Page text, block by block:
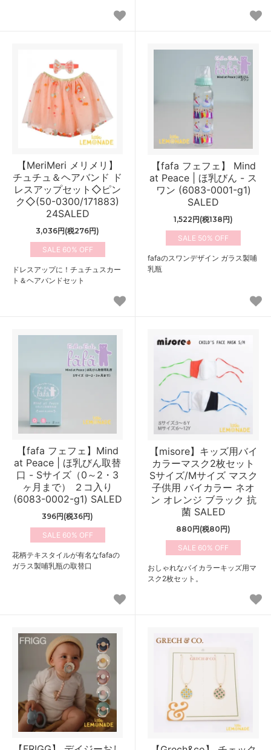
【MeriMeri メリメリ】
チュチュ＆ヘアバンド ド
レスアップセット◇ピン
ク◇(50-0300/171883)
24SALED
3,036円(税276円)
60%
ドレスアップに！チュチュスカー
ト＆ヘアバンドセット
【fafa フェフェ】 Mind
at Peace | ほ乳びん - ス
ワン (6083-0001-g1)
SALED
1,522円(税138円)
50%
fafaのスワンデザイン ガラス製哺
乳瓶
【fafa フェフェ】Mind
at Peace | ほ乳びん取替
口 - Sサイズ（0～2・3
ヶ月まで） ２コ入り
(6083-0002-g1) SALED
396円(税36円)
60%
花柄テキスタイルが有名なfafaの
ガラス製哺乳瓶の取替口
【misore】キッズ用バイ
カラーマスク2枚セット
Sサイズ/Mサイズ マスク
子供用 バイカラー ネオ
ン オレンジ ブラック 抗
菌 SALED
880円(税80円)
60%
おしゃれなバイカラーキッズ用マ
スク2枚セット。